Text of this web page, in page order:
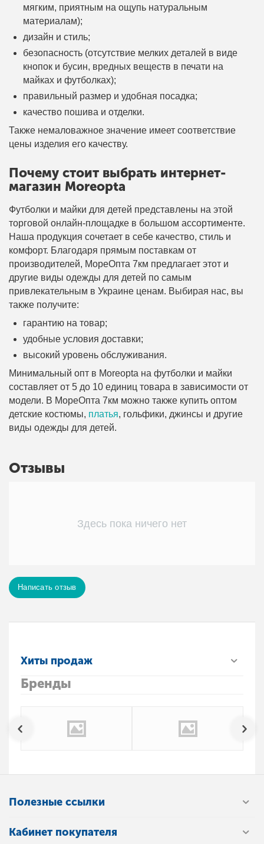
мягким, приятным на ощупь натуральным
материалам);
дизайн и стиль;
безопасность (отсутствие мелких деталей в виде
кнопок и бусин, вредных веществ в печати на
майках и футболках);
правильный размер и удобная посадка;
качество пошива и отделки.
Также немаловажное значение имеет соответствие
цены изделия его качеству.
Почему стоит выбрать интернет-
магазин Moreopta
Футболки и майки для детей представлены на этой
торговой онлайн-площадке в большом ассортименте.
Наша продукция сочетает в себе качество, стиль и
комфорт. Благодаря прямым поставкам от
производителей, МореОпта 7км предлагает этот и
другие виды одежды для детей по самым
привлекательным в Украине ценам. Выбирая нас, вы
также получите:
гарантию на товар;
удобные условия доставки;
высокий уровень обслуживания.
Минимальный опт в Moreopta на футболки и майки
составляет от 5 до 10 единиц товара в зависимости от
модели. В МореОпта 7км можно также купить оптом
детские костюмы, платья, гольфики, джинсы и другие
виды одежды для детей.
Отзывы
Здесь пока ничего нет
Написать отзыв
Хиты продаж
Бренды
Полезные ссылки
Кабинет покупателя